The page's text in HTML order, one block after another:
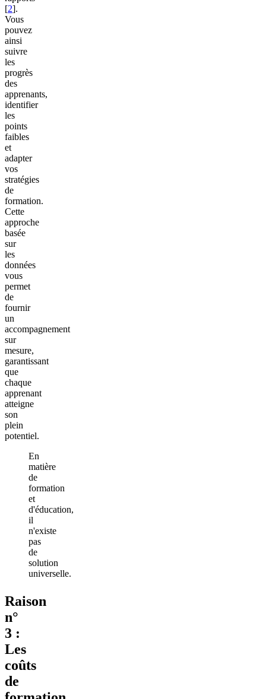
[2].
Vous
pouvez
ainsi
suivre
les
progrès
des
apprenants,
identifier
les
points
faibles
et
adapter
vos
stratégies
de
formation.
Cette
approche
basée
sur
les
données
vous
permet
de
fournir
un
accompagnement
sur
mesure,
garantissant
que
chaque
apprenant
atteigne
son
plein
potentiel.
En
matière
de
formation
et
d'éducation,
il
n'existe
pas
de
solution
universelle.
Raison
n°
3 :
Les
coûts
de